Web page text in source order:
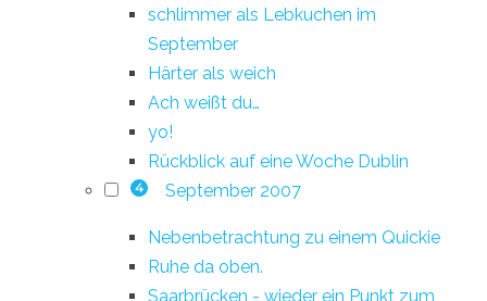
schlimmer als Lebkuchen im
September
Härter als weich
Ach weißt du…
yo!
Rückblick auf eine Woche Dublin
4 September 2007
Nebenbetrachtung zu einem Quickie
Ruhe da oben.
Saarbrücken - wieder ein Punkt zum